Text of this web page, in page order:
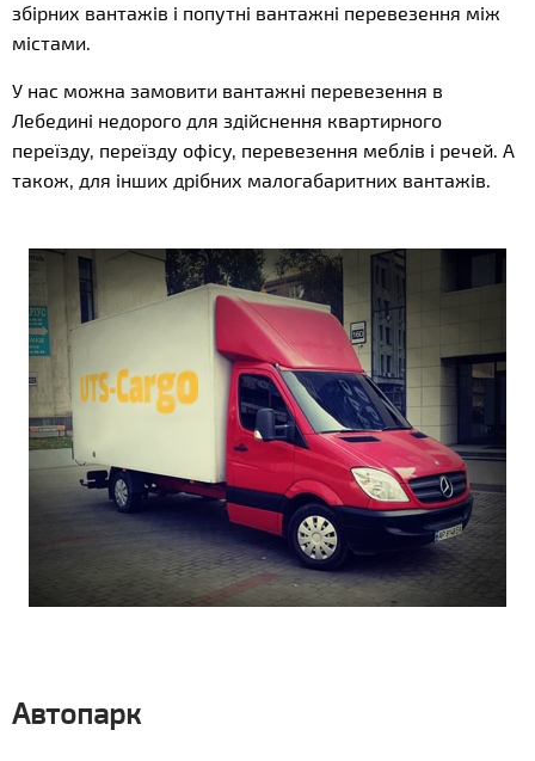
збірних вантажів і попутні вантажні перевезення між
містами.
У нас можна замовити вантажні перевезення в
Лебедині недорого для здійснення квартирного
переїзду, переїзду офісу, перевезення меблів і речей. А
також, для інших дрібних малогабаритних вантажів.
Автопарк